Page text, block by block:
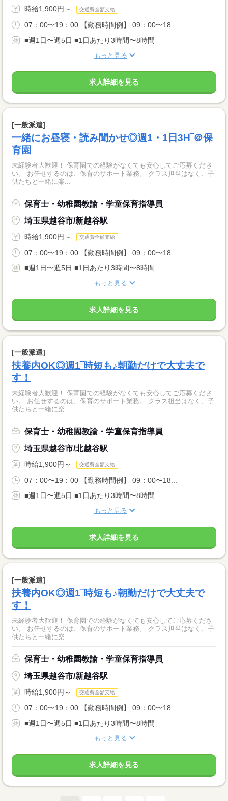
時給1,900円～ 交通費全額支給
07：00〜19：00 【勤務時間例】 09：00〜18...
■週1日〜週5日 ■1日あたり3時間〜8時間
もっと見る
求人詳細を見る
[一般派遣]
一緒にお昼寝・読み聞かせ◎週1・1日3H‾＠保
育園
未経験者大歓迎！ 保育園での経験がなくても安心してご応募くださ
い。 お任せするのは、保育のサポート業務。 クラス担当はなく、子
供たちと一緒に楽...
保育士・幼稚園教諭・学童保育指導員
埼玉県越谷市/新越谷駅
時給1,900円～ 交通費全額支給
07：00〜19：00 【勤務時間例】 09：00〜18...
■週1日〜週5日 ■1日あたり3時間〜8時間
もっと見る
求人詳細を見る
[一般派遣]
扶養内OK◎週1‾時短も♪朝勤だけで大丈夫で
す！
未経験者大歓迎！ 保育園での経験がなくても安心してご応募くださ
い。 お任せするのは、保育のサポート業務。 クラス担当はなく、子
供たちと一緒に楽...
保育士・幼稚園教諭・学童保育指導員
埼玉県越谷市/北越谷駅
時給1,900円～ 交通費全額支給
07：00〜19：00 【勤務時間例】 09：00〜18...
■週1日〜週5日 ■1日あたり3時間〜8時間
もっと見る
求人詳細を見る
[一般派遣]
扶養内OK◎週1‾時短も♪朝勤だけで大丈夫で
す！
未経験者大歓迎！ 保育園での経験がなくても安心してご応募くださ
い。 お任せするのは、保育のサポート業務。 クラス担当はなく、子
供たちと一緒に楽...
保育士・幼稚園教諭・学童保育指導員
埼玉県越谷市/新越谷駅
時給1,900円～ 交通費全額支給
07：00〜19：00 【勤務時間例】 09：00〜18...
■週1日〜週5日 ■1日あたり3時間〜8時間
もっと見る
求人詳細を見る